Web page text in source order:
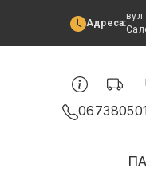
Адреса: